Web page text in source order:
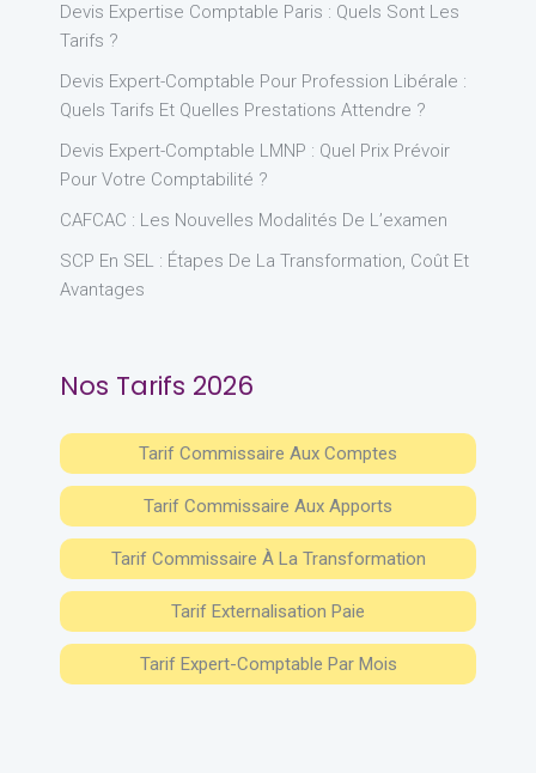
Devis Expertise Comptable Paris : Quels Sont Les
Tarifs ?
Devis Expert-Comptable Pour Profession Libérale :
Quels Tarifs Et Quelles Prestations Attendre ?
Devis Expert-Comptable LMNP : Quel Prix Prévoir
Pour Votre Comptabilité ?
CAFCAC : Les Nouvelles Modalités De L’examen
SCP En SEL : Étapes De La Transformation, Coût Et
Avantages
Nos Tarifs 2026
Tarif Commissaire Aux Comptes
Tarif Commissaire Aux Apports
Tarif Commissaire À La Transformation
Tarif Externalisation Paie
Tarif Expert-Comptable Par Mois